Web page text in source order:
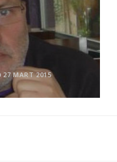
27 MART 2015